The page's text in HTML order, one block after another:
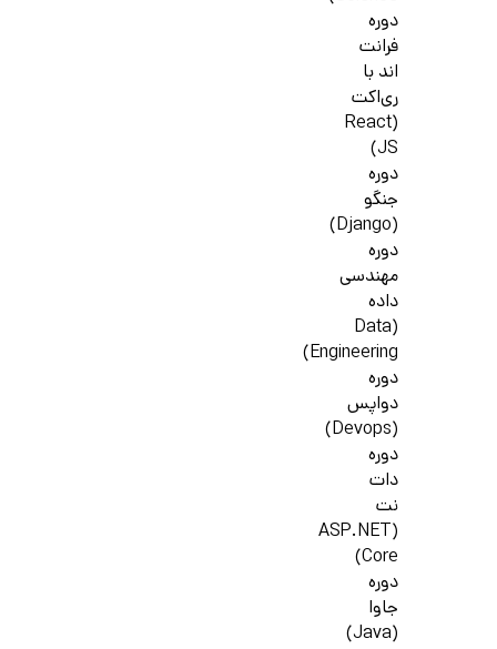
دوره
فرانت
اند با
ری‌اکت
(React
JS)
دوره
جنگو
(Django)
دوره
مهندسی
داده
(Data
Engineering)
دوره
دواپس
(Devops)
دوره
دات
نت
(ASP.NET
Core)
دوره
جاوا
(Java)